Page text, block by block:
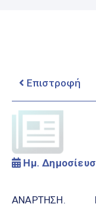
Επιστροφή
Ημ.
AΝΑΡΤΗΣΗ.